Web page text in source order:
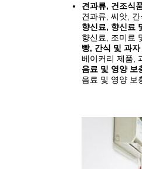
견과류, 건조식
견과류, 씨앗,
향신료, 향신료
향신료, 조미료
빵, 간식 및 과
베이커리 제품,
음료 및 영양 보
음료 및 영양 보